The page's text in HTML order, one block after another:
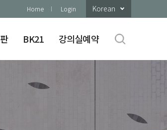
Home Login Korean
BK21 강의실예약